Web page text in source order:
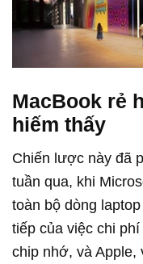
MacBook rẻ
hiếm thấy
Chiến lược này đã
tuần qua, khi
toàn bộ dòng
tiếp của việc chi
chip nhớ, và